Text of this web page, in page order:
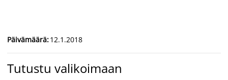
Päivämäärä:12.1.2018
Tutustu valikoimaan